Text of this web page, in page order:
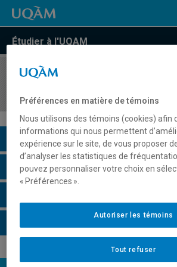
Étudier à l'UQAM
COURS//
Description du cours
Horaire - Été 2026
Préférences en matière de témoins
Nous utilisons des témoins (cookies) afin
informations qui nous permettent
expérience sur le site, de vous proposer
d’analyser les statistiques de
pouvez personnaliser votre choix en
« Préférences ».
Tout refuser
Autoriser les témoins